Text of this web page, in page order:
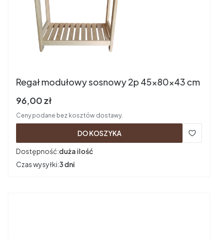
Regał modułowy sosnowy 2p 45x80x43 cm
Cena brutto
96,00 zł
Ceny podane bez kosztów dostawy.
DO KOSZYKA
Dostępność:duża ilość
Czas wysyłki:3 dni